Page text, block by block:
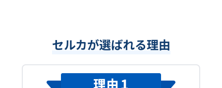
セルカが選ばれる理由